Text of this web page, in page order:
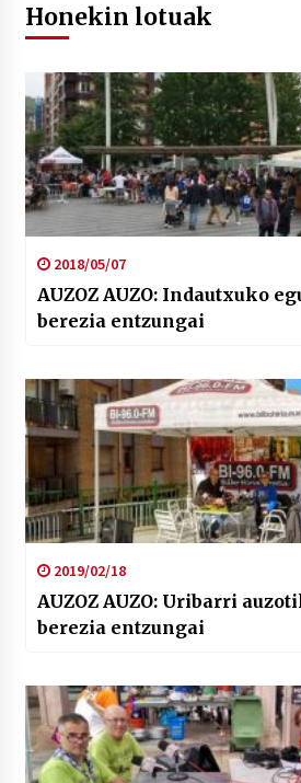
Honekin lotuak
2018/05/07
AUZOZ AUZO: Indautxuko
berezia entzungai
2019/02/18
AUZOZ AUZO: Uribarri
berezia entzungai